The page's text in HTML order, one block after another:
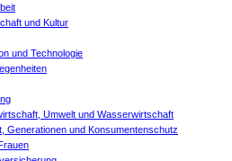
und Kultur
und Technologie
Umwelt und Wasserwirtschaft
Generationen und Konsumentenschutz